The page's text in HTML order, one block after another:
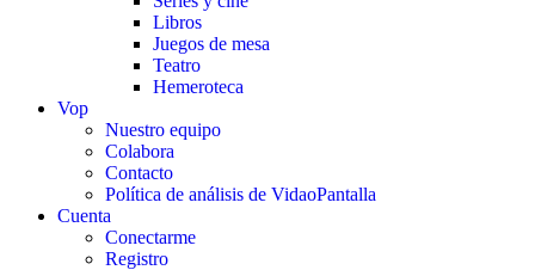
Libros
Juegos de mesa
Teatro
Hemeroteca
Vop
Nuestro equipo
Colabora
Contacto
Política de análisis de VidaoPantalla
Cuenta
Conectarme
Registro